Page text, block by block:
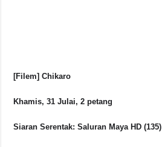
[Filem] Chikaro
Khamis, 31 Julai, 2 petang
Siaran Serentak: Saluran Maya HD (135)